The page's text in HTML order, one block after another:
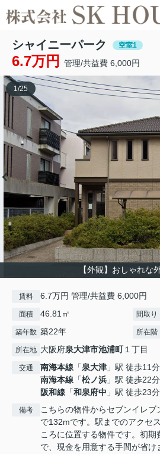
シャイニーパーク 空室1
6.7万円 管理/共益費 6,000円
【外観】おしゃれな
1/25
賃料 6.7万円 管理/共益費 6,000円
面積 46.81㎡ 間取り
築年数 築22年 所在階
所在地 大阪府泉大津市池浦町１丁目
交通 南海本線 「泉大津 」駅 徒歩11分
南海本線 「松ノ浜 」駅 徒歩22分
阪和線 「和泉府中 」駅 徒歩23分
備考
こちらの物件からセブンイレブ
で132mです。駅までのアクセ
ころに位置する物件です。初
で、現金を用意する手間が省け